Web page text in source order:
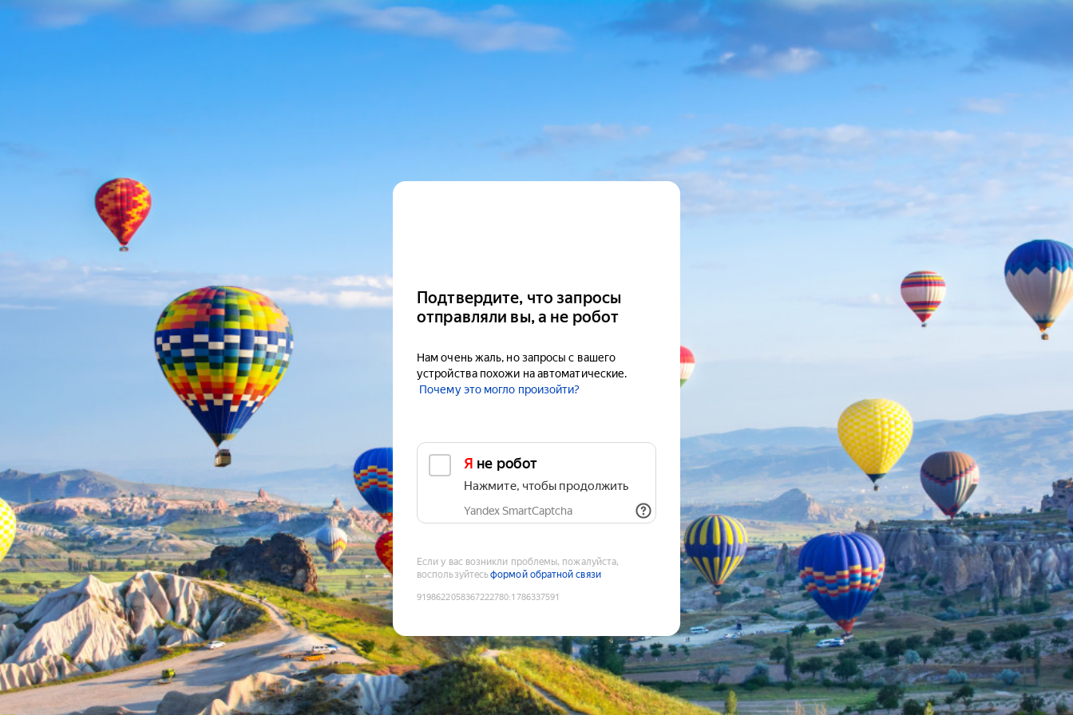
Подтвердите, что запросы
отправляли вы, а не робот
Нам очень жаль, но запросы с вашего
устройства похожи на автоматические.
Почему это могло произойти?
Я не робот
Нажмите, чтобы продолжить
Yandex SmartCaptcha
Если у вас возникли проблемы, пожалуйста,
воспользуйтесьформой обратной связи
9198622058367222780:1786337591